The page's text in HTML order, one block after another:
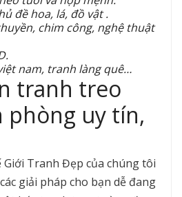
đề hoa, lá, đồ vật .
chim công, nghệ thuật
nam, tranh làng quê…
tranh treo
phòng uy tín,
Giới Tranh Đẹp của chúng tôi
giải pháp cho bạn dễ đang